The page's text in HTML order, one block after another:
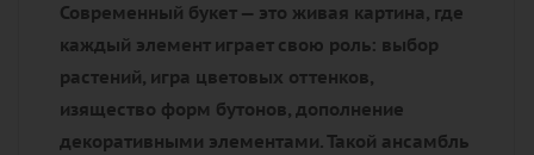
Современный букет — это живая картина, где
каждый элемент играет свою роль: выбор
растений, игра цветовых оттенков,
изящество форм бутонов, дополнение
декоративными элементами. Такой ансамбль